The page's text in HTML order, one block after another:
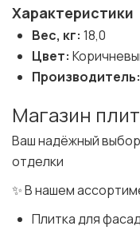
Характеристики
Вес, кг: 18,0
Цвет:
Производитель:
Магазин
Ваш надёжный
отделки
✨ В нашем
Плитка для